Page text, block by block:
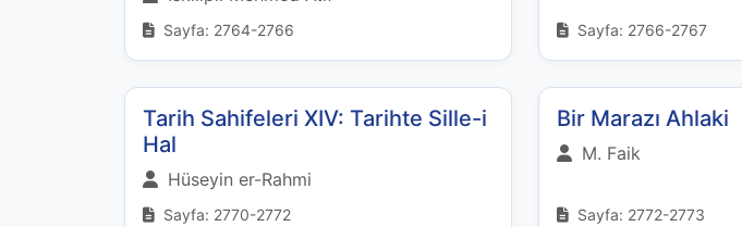
Sayfa: 2764-2766 Sayfa: 2766-2767
Tarih Sahifeleri XIV: Tarihte Sille-i
Hal
Hüseyin er-Rahmi
Sayfa: 2770-2772
Bir Marazı Ahlaki
M. Faik
Sayfa: 2772-2773